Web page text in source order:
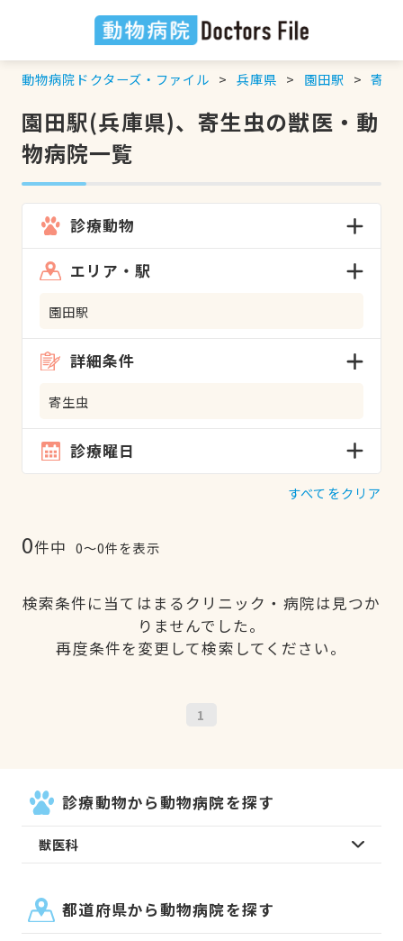
動物病院ドクターズ・ファイル 兵庫県 園田駅 寄生
園田駅(兵庫県)、寄生虫の獣医・動
物病院一覧
診療動物
エリア・駅
園田駅
詳細条件
寄生虫
診療曜日
すべてをクリア
0件中 0〜0件を表示
検索条件に当てはまるクリニック・病院は見つか
りませんでした。
再度条件を変更して検索してください。
1
診療動物から動物病院を探す
獣医科
都道府県から動物病院を探す